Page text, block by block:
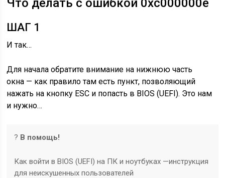
Что делать с ошибкой 0xc000000e
ШАГ 1
И так…
Для начала обратите внимание на нижнюю часть
окна — как правило там есть пункт, позволяющий
нажать на кнопку ESC и попасть в BIOS (UEFI). Это нам
и нужно…
? В помощь!
Как войти в BIOS (UEFI) на ПК и ноутбуках —инструкция
для неискушенных пользователей